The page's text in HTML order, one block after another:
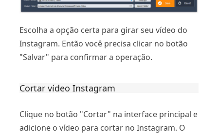
Escolha a opção certa para girar seu vídeo do
Instagram. Então você precisa clicar no botão
"Salvar" para confirmar a operação.
Cortar vídeo Instagram
Clique no botão "Cortar" na interface principal e
adicione o vídeo para cortar no Instagram. O